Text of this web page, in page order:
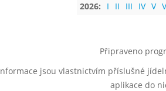
2026:
I II III IV V
Připraveno
jsou vlastnictvím příslušné
aplikace do